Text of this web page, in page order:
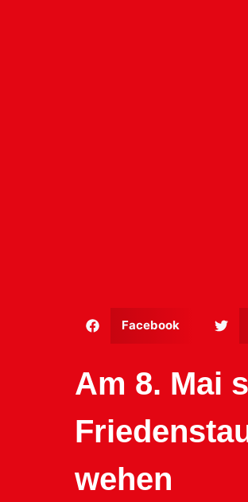
Facebook
Am 8. Mai
wehen